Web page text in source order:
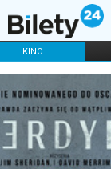
KINO
OPERA I BALET
ONLINE